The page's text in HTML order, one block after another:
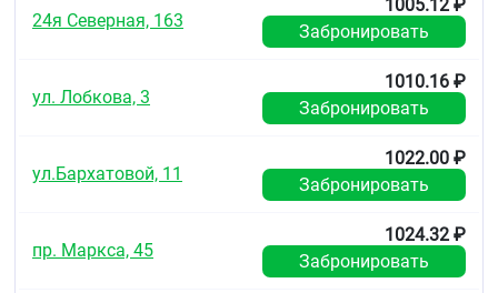
24я Северная, 163
1005.12 ₽
Забронировать
ул. Лобкова, 3
1010.16 ₽
Забронировать
ул.Бархатовой, 11
1022.00 ₽
Забронировать
пр. Маркса, 45
1024.32 ₽
Забронировать